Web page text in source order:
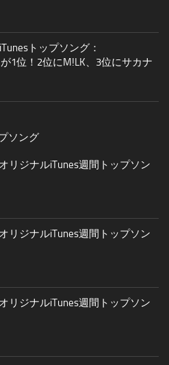
トップソング：
が1位！2位にM!LK、3位にサカナ
ソング
ジナルiTunes週間トップソン
ジナルiTunes週間トップソン
ジナルiTunes週間トップソン